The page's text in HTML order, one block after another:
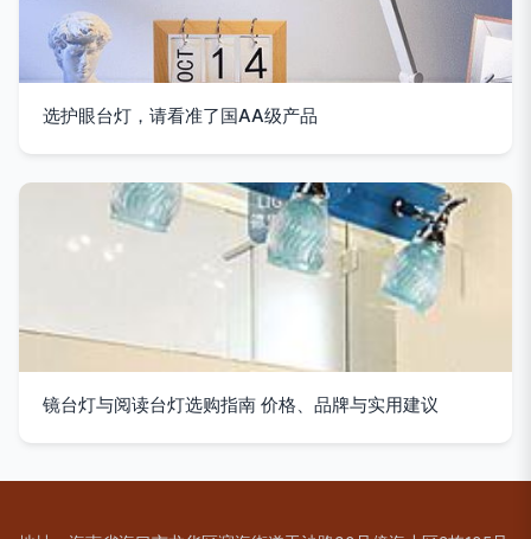
选护眼台灯，请看准了国AA级产品
镜台灯与阅读台灯选购指南 价格、品牌与实用建议